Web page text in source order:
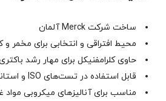
ساخت شرکت Merck آلمان
محیط افتراقی و انتخابی برای مخمر
حاوی کلرامفنیکل برای مهار رشد
قابل استفاده در تست‌های ISO و استانداردهای بین‌المللی
مناسب برای آنالیزهای میکروبی